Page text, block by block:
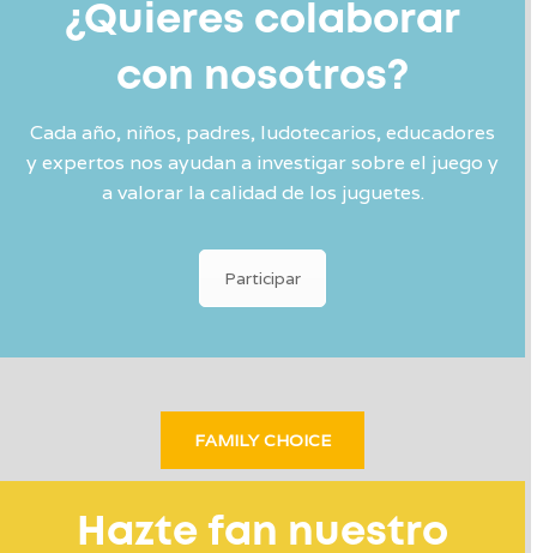
¿Quieres colaborar
con nosotros?
Cada año, niños, padres, ludotecarios, educadores
y expertos nos ayudan a investigar sobre el juego y
a valorar la calidad de los juguetes.
Participar
FAMILY CHOICE
Hazte fan nuestro